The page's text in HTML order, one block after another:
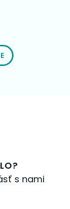
s nami